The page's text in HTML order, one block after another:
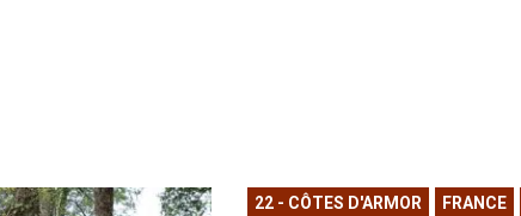
22 - CÔTES D'ARMOR FRANCE